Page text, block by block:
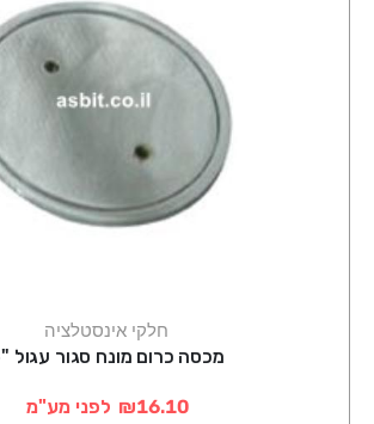
חלקי אינסטלציה
מכסה כרום מונח סגור עגול "4
₪16.10 לפני מע"מ